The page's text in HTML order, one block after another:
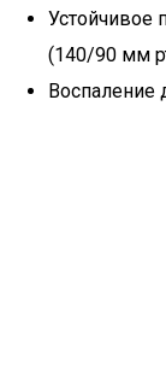
Устойчивое
(140/90 мм
Воспаление